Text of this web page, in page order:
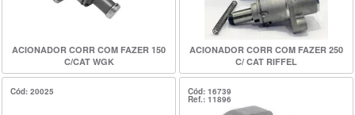
ACIONADOR CORR COM FAZER 150
C/CAT WGK
ACIONADOR CORR COM FAZER 250
C/ CAT RIFFEL
Cód: 20025 Cód: 16739
Ref.: 11896